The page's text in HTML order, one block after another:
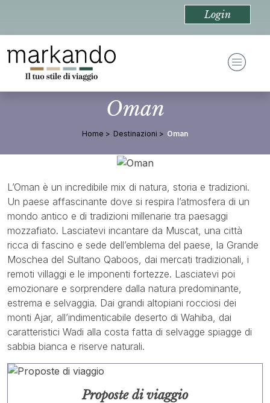
Login
Oman
Home Destinazioni Oman
L’Oman è un incredibile mix di natura, storia e tradizioni.
Un paese affascinante dove si respira l’atmosfera di un
mondo antico e di tradizioni millenarie tra paesaggi
mozzafiato. Lasciatevi incantare da Muscat, una città
ricca di fascino e sede dell’emblema del paese, la Grande
Moschea del Sultano Qaboos, dai mercati tradizionali, i
remoti villaggi e le imponenti fortezze. Lasciatevi poi
emozionare e sorprendere dalla natura predominante,
estrema e selvaggia. Dai grandi altopiani rocciosi dei
monti Ajar, all’indimenticabile deserto di Wahiba, dai
caratteristici Wadi alla costa fatta di selvagge spiagge di
sabbia bianca e riserve naturali.
Proposte di viaggio